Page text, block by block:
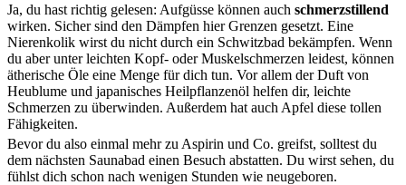
Ja, du hast richtig gelesen: Aufgüsse können auch schmerzstillend
wirken. Sicher sind den Dämpfen hier Grenzen gesetzt. Eine
Nierenkolik wirst du nicht durch ein Schwitzbad bekämpfen. Wenn
du aber unter leichten Kopf- oder Muskelschmerzen leidest, können
ätherische Öle eine Menge für dich tun. Vor allem der Duft von
Heublume und japanisches Heilpflanzenöl helfen dir, leichte
Schmerzen zu überwinden. Außerdem hat auch Apfel diese tollen
Fähigkeiten.
Bevor du also einmal mehr zu Aspirin und Co. greifst, solltest du
dem nächsten Saunabad einen Besuch abstatten. Du wirst sehen, du
fühlst dich schon nach wenigen Stunden wie neugeboren.